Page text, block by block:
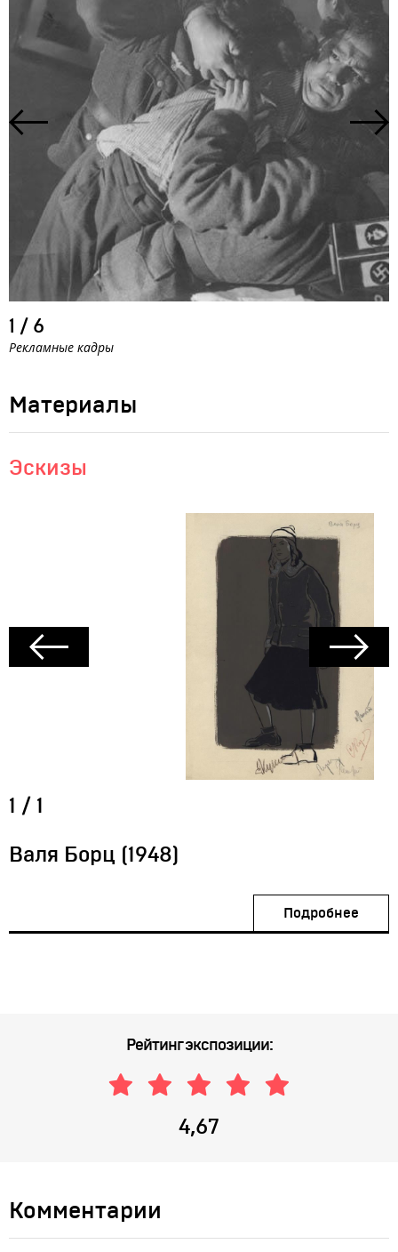
1 / 6
Рекламные кадры
Материалы
Эскизы
1 / 1
Валя Борц (1948)
Подробнее
Рейтинг экспозиции:
4,67
Комментарии